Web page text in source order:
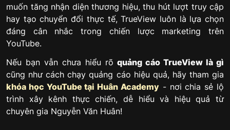
muốn tăng nhận diện thương hiệu, thu hút lượt truy cập
hay tạo chuyển đổi thực tế, TrueView luôn là lựa chọn
đáng cân nhắc trong chiến lược marketing trên
YouTube.
Nếu bạn vẫn chưa hiểu rõquảng cáo TrueView là gì
cũng như cách chạy quảng cáo hiệu quả, hãy tham gia
khóa học YouTube tại Huân Academy - nơi chia sẻ lộ
trình xây kênh thực chiến, dễ hiểu và hiệu quả từ
chuyên gia Nguyễn Văn Huân!